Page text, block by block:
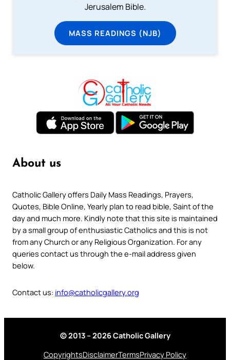
Jerusalem Bible.
MASS READINGS (NJB)
About us
Catholic Gallery offers Daily Mass Readings, Prayers,
Quotes, Bible Online, Yearly plan to read bible, Saint of the
day and much more. Kindly note that this site is maintained
by a small group of enthusiastic Catholics and this is not
from any Church or any Religious Organization. For any
queries contact us through the e-mail address given
below.
Contact us: info@catholicgallery.org
© 2013 – 2026 Catholic Gallery
CopyrightsDisclaimerTermsPrivacy Policy